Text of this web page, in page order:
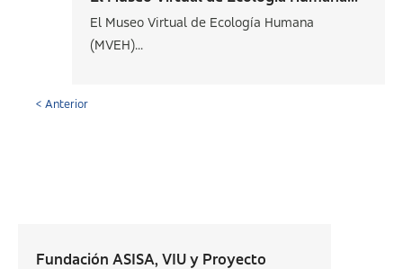
El Museo Virtual de Ecología Humana
(MVEH)...
< Anterior
Fundación ASISA, VIU y Proyecto